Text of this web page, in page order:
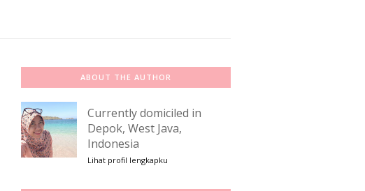
ABOUT THE AUTHOR
Currently domiciled in
Depok, West Java,
Indonesia
Lihat profil lengkapku